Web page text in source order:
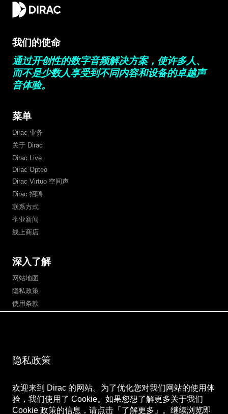
隐私政策
欢迎来到 Dirac 的网站。为了优化您对我们网站的使用体
验，我们使用了 Cookie。如果您想了解更多关于我们
Cookie 政策的信息，请点击「了解更多」。继续浏览即
我们的使命
通过开创性的数字音频解决方案，使许多人、
而不是少数人享受到不同内容和设备的卓越声
音体验。
菜单
Dirac 业务
关于 Dirac
Dirac Live
Dirac Opteo
Dirac Virtuo 空间声
Dirac 招聘
联系方式
企业新闻
线上商店
深入了解
网站地图
隐私政策
使用条款
微博
微信公众号 微信视频号